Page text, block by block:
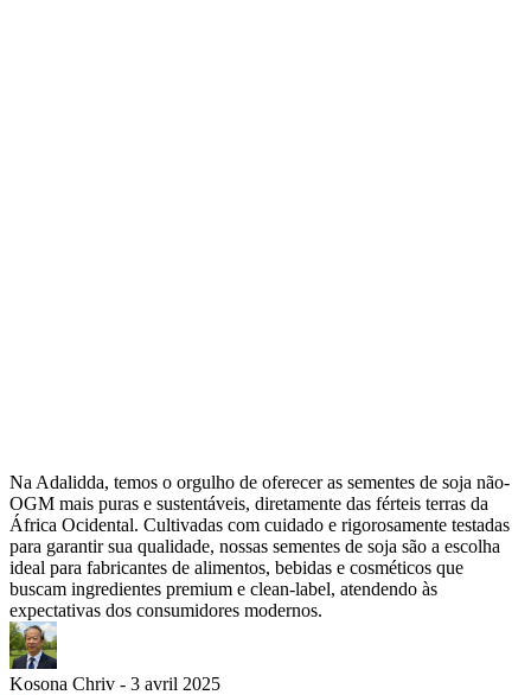
Na Adalidda, temos o orgulho de oferecer as sementes de soja não-
OGM mais puras e sustentáveis, diretamente das férteis terras da
África Ocidental. Cultivadas com cuidado e rigorosamente testadas
para garantir sua qualidade, nossas sementes de soja são a escolha
ideal para fabricantes de alimentos, bebidas e cosméticos que
buscam ingredientes premium e clean-label, atendendo às
expectativas dos consumidores modernos.
Kosona Chriv - 3 avril 2025